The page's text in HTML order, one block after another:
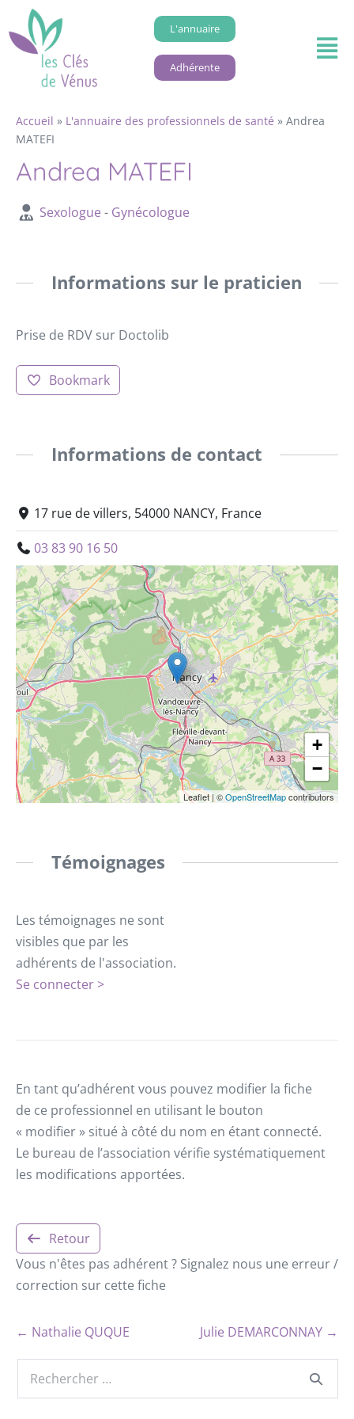
L'annuaire
Adhérente
Accueil » L'annuaire des professionnels de santé » Andrea
MATEFI
Andrea MATEFI
Sexologue - Gynécologue
Informations sur le praticien
Prise de RDV sur Doctolib
Bookmark
Informations de contact
17 rue de villers, 54000 NANCY, France
03 83 90 16 50
+
−
Leaflet|©OpenStreetMapcontributors
Témoignages
Les témoignages ne sont
visibles que par les
adhérents de l'association.
Se connecter >
En tant qu’adhérent vous pouvez modifier la fiche
de ce professionnel en utilisant le bouton
« modifier » situé à côté du nom en étant connecté.
Le bureau de l’association vérifie systématiquement
les modifications apportées.
Retour
Vous n'êtes pas adhérent ? Signalez nous une erreur /
correction sur cette fiche
← Nathalie QUQUE Julie DEMARCONNAY →